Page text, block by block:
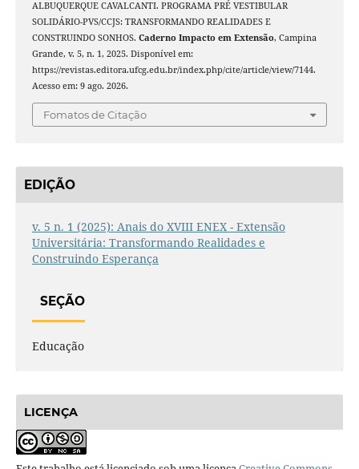
ALBUQUERQUE CAVALCANTI. PROGRAMA PRÉ VESTIBULAR
SOLIDÁRIO-PVS/CCJS: TRANSFORMANDO REALIDADES E
CONSTRUINDO SONHOS. Caderno Impacto em Extensão, Campina
Grande, v. 5, n. 1, 2025. Disponível em:
https://revistas.editora.ufcg.edu.br/index.php/cite/article/view/7144.
Acesso em: 9 ago. 2026.
Fomatos de Citação
EDIÇÃO
v. 5 n. 1 (2025): Anais do XVIII ENEX - Extensão
Universitária: Transformando Realidades e
Construindo Esperança
SEÇÃO
Educação
LICENÇA